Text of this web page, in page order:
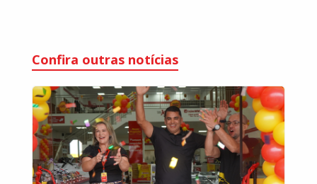
Confira outras notícias